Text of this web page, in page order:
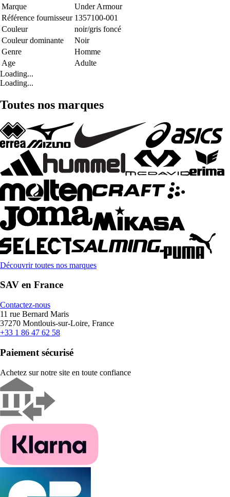
Marque
Under Armour
Référence fournisseur 1357100-001
Couleur
noir/gris foncé
Couleur dominante
Noir
Genre
Homme
Age
Adulte
Loading...
Loading...
Toutes nos marques
Découvrir toutes nos marques
SAV en France
Contactez-nous
11 rue Bernard Maris
37270 Montlouis-sur-Loire, France
+33 1 86 47 62 58
Paiement sécurisé
Achetez sur notre site en toute confiance